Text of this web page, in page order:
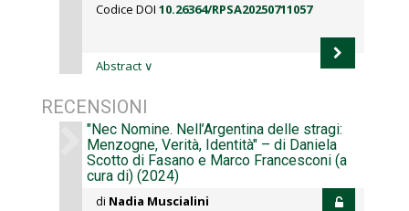
Codice DOI 10.26364/RPSA20250711057
Abstract ∨
RECENSIONI
"Nec Nomine. Nell’Argentina delle stragi:
Menzogne, Verità, Identità" – di Daniela
Scotto di Fasano e Marco Francesconi (a
cura di) (2024)
di Nadia Muscialini